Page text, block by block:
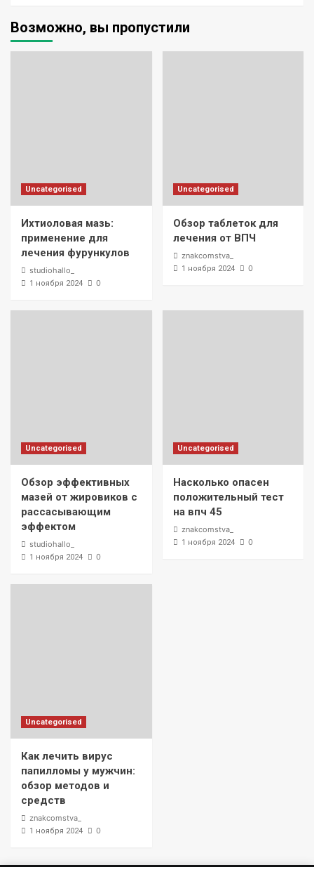
Возможно, вы пропустили
Uncategorised
Ихтиоловая мазь:
применение для
лечения фурункулов
studiohallo_
1 ноября 2024 0
Uncategorised
Обзор таблеток для
лечения от ВПЧ
znakcomstva_
1 ноября 2024 0
Uncategorised
Обзор эффективных
мазей от жировиков с
рассасывающим
эффектом
studiohallo_
1 ноября 2024 0
Uncategorised
Насколько опасен
положительный тест
на впч 45
znakcomstva_
1 ноября 2024 0
Uncategorised
Как лечить вирус
папилломы у мужчин:
обзор методов и
средств
znakcomstva_
1 ноября 2024 0